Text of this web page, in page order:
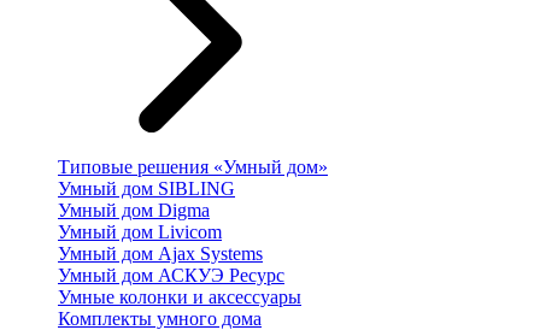
Типовые решения «Умный дом»
Умный дом SIBLING
Умный дом Digma
Умный дом Livicom
Умный дом Ajax Systems
Умный дом АСКУЭ Ресурс
Умные колонки и аксессуары
Комплекты умного дома